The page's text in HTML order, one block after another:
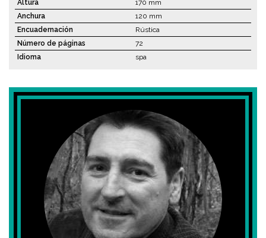
Altura
170 mm
Anchura
120 mm
Encuadernación
Rústica
Número de páginas
72
Idioma
spa